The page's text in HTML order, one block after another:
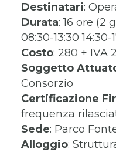
Destinatari:
Durata: 16 ore (2
08:30-13:30 14:30-
Costo: 280 + IVA
Soggetto
Consorzio
Certificazione
frequenza
Sede: Parco
Alloggio: